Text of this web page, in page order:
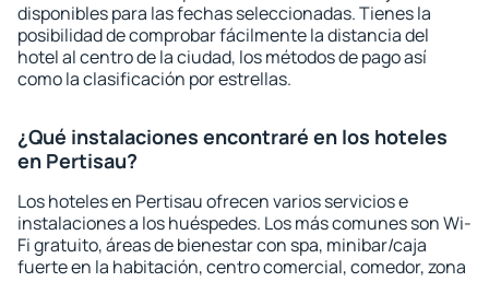
disponibles para las fechas seleccionadas. Tienes la
posibilidad de comprobar fácilmente la distancia del
hotel al centro de la ciudad, los métodos de pago así
como la clasificación por estrellas.
¿Qué instalaciones encontraré en los hoteles
en Pertisau?
Los hoteles en Pertisau ofrecen varios servicios e
instalaciones a los huéspedes. Los más comunes son Wi-
Fi gratuito, áreas de bienestar con spa, minibar/caja
fuerte en la habitación, centro comercial, comedor, zona